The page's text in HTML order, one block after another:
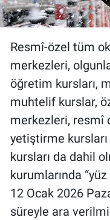
Resmî-özel tüm
merkezleri,
öğretim kursları,
muhtelif kurslar,
merkezleri, resmî
yetiştirme
kursları da dahil
kurumlarında
12 Ocak 2026
süreyle ara